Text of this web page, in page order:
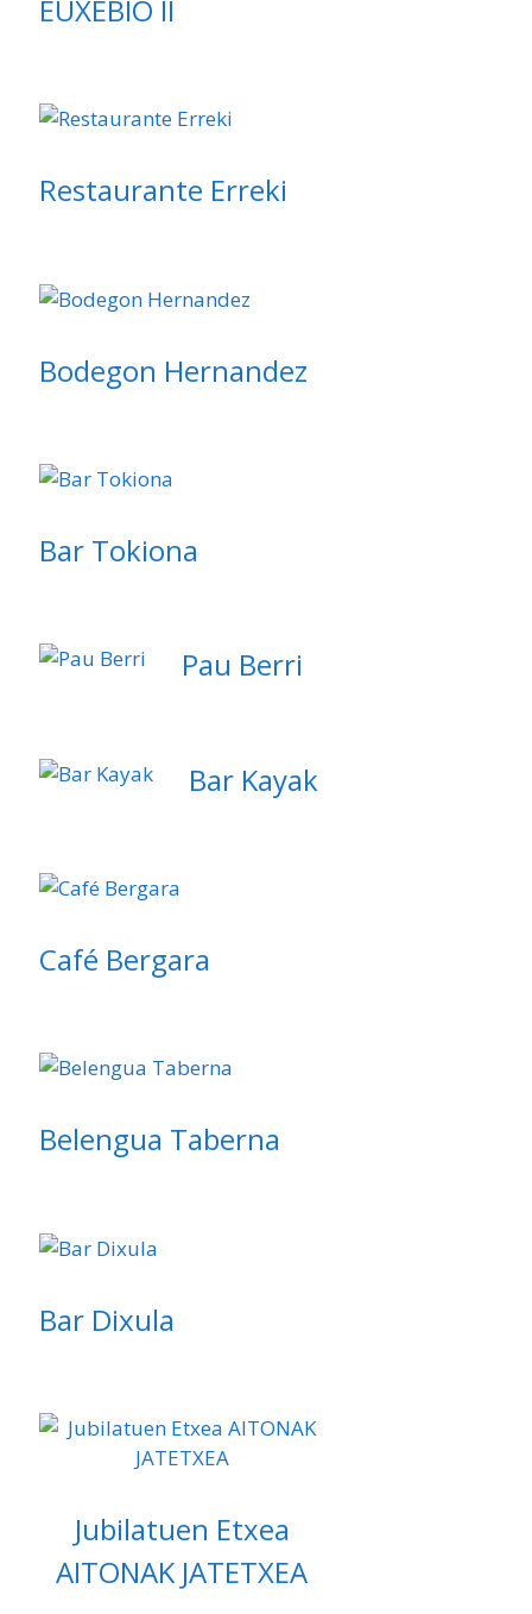
EUXEBIO II
Restaurante Erreki
Bodegon Hernandez
Bar Tokiona
Pau Berri
Bar Kayak
Café Bergara
Belengua Taberna
Bar Dixula
Jubilatuen Etxea
AITONAK JATETXEA